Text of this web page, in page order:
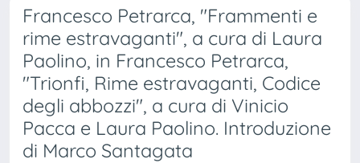
Francesco Petrarca, "Frammenti e
rime estravaganti", a cura di Laura
Paolino, in Francesco Petrarca,
"Trionfi, Rime estravaganti, Codice
degli abbozzi", a cura di Vinicio
Pacca e Laura Paolino. Introduzione
di Marco Santagata